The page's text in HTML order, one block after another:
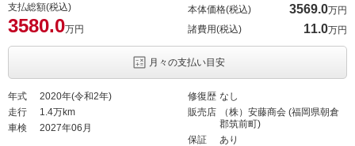
支払総額(税込)
3580.0万円
本体価格(税込) 3569.0万円
諸費用(税込)
11.0万円
月々の支払い目安
年式
2020年(令和2年)
走行
1.4万km
車検
2027年06月
修復歴 なし
販売店
（株）安藤商会 (福岡県朝倉
郡筑前町)
保証
あり